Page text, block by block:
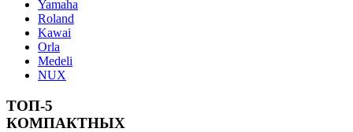
Yamaha
Roland
Kawai
Orla
Medeli
NUX
ТОП-5
КОМПАКТНЫХ